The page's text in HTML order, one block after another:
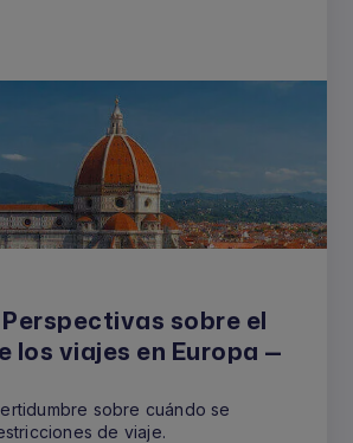
Perspectivas sobre el
los viajes en Europa —
sobre cuándo se
de viaje.